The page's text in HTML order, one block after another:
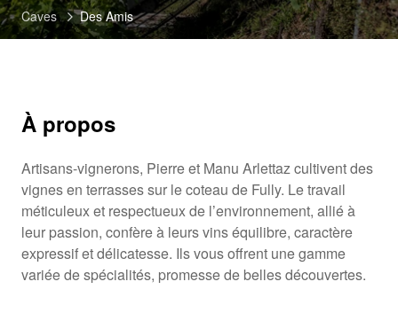
Caves Des Amis
À propos
Artisans-vignerons, Pierre et Manu Arlettaz cultivent des
vignes en terrasses sur le coteau de Fully. Le travail
méticuleux et respectueux de l’environnement, allié à
leur passion, confère à leurs vins équilibre, caractère
expressif et délicatesse. Ils vous offrent une gamme
variée de spécialités, promesse de belles découvertes.